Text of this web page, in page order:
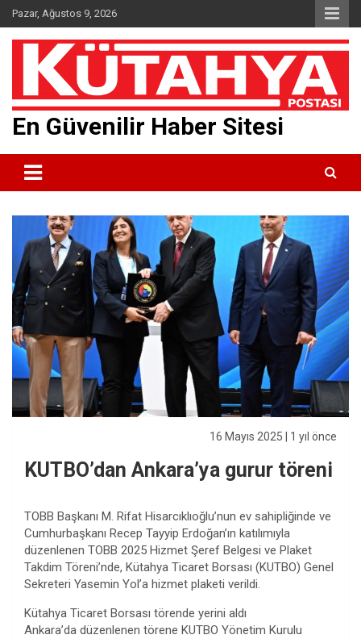
Skip
to
content
Pazar, Ağustos 9, 2026
En Güvenilir Haber Sitesi
16 Mayıs 2025 | 1 yıl önce
KUTBO’dan Ankara’ya gurur töreni
TOBB Başkanı M. Rifat Hisarcıklıoğlu’nun ev sahipliğinde ve
Cumhurbaşkanı Recep Tayyip Erdoğan’ın katılımıyla
düzenlenen TOBB 2025 Hizmet Şeref Belgesi ve Plaket
Takdim Töreni’nde, Kütahya Ticaret Borsası (KUTBO) Genel
Sekreteri Yasemin Yol’a hizmet plaketi verildi.
Kütahya Ticaret Borsası törende yerini aldı
Ankara’da düzenlenen törene KUTBO Yönetim Kurulu